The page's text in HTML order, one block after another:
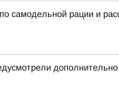
самодельной рации и
дополнительно